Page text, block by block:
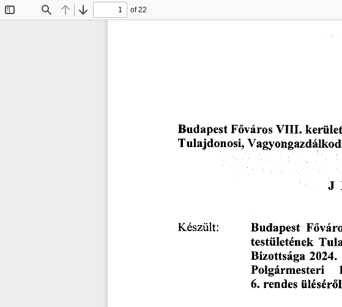
Find Previous
Next
of 22
Budapest Főváros VIII. kerület
Tulajdonosi,
Készült: Budapest
testületének
Bizottsága 2024.
Polgármesteri
6. rendes üléséről